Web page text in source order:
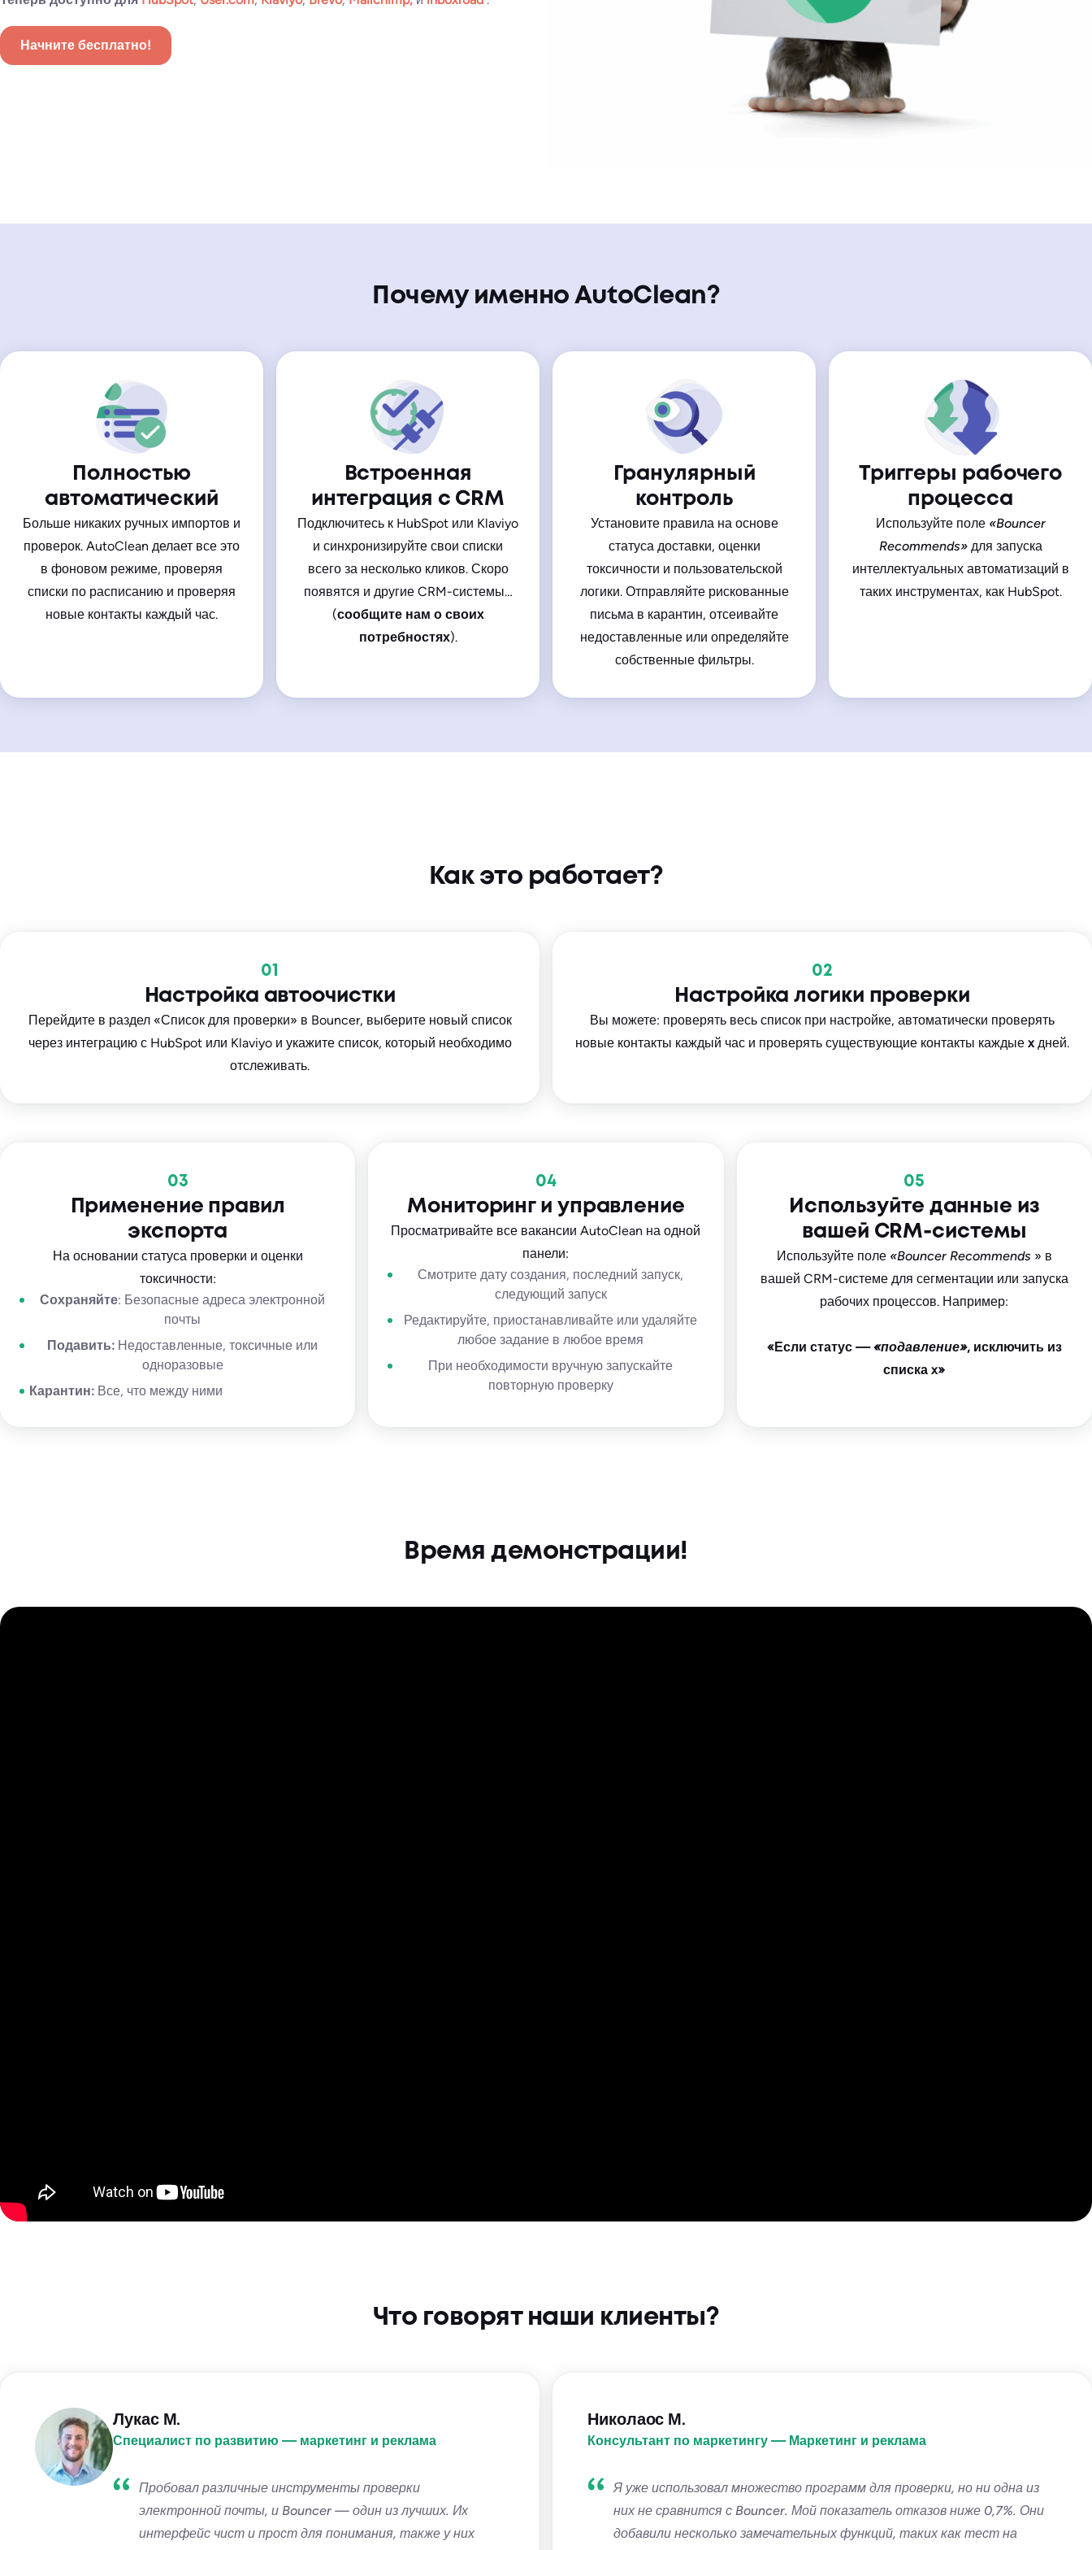
Начните бесплатно!
Почему именно AutoClean?
Полностью
автоматический
Больше никаких ручных импортов и
проверок. AutoClean делает все это
в фоновом режиме, проверяя
списки по расписанию и проверяя
новые контакты каждый час.
Встроенная
интеграция с CRM
Подключитесь к HubSpot или Klaviyo
и синхронизируйте свои списки
всего за несколько кликов. Скоро
появятся и другие CRM-системы…
(сообщите нам о своих
потребностях).
Гранулярный
контроль
Установите правила на основе
статуса доставки, оценки
токсичности и пользовательской
логики. Отправляйте рискованные
письма в карантин, отсеивайте
недоставленные или определяйте
собственные фильтры.
Триггеры рабочего
процесса
Используйте поле «Bouncer
Recommends»для запуска
интеллектуальных автоматизаций в
таких инструментах, как HubSpot.
Как это работает?
01
Настройка автоочистки
Перейдите в раздел «Список для проверки» в Bouncer, выберите новый список
через интеграцию с HubSpot или Klaviyo и укажите список, который необходимо
отслеживать.
02
Настройка логики проверки
Вы можете: проверять весь список при настройке, автоматически проверять
новые контакты каждый час и проверять существующие контакты каждые xдней.
03
Применение правил
экспорта
На основании статуса проверки и оценки
токсичности:
Сохраняйте: Безопасные адреса электронной
почты
Подавить: Недоставленные, токсичные или
одноразовые
Карантин: Все, что между ними
04
Мониторинг и управление
Просматривайте все вакансии AutoClean на одной
панели:
Смотрите дату создания, последний запуск,
следующий запуск
Редактируйте, приостанавливайте или удаляйте
любое задание в любое время
При необходимости вручную запускайте
повторную проверку
05
Используйте данные из
вашей CRM-системы
Используйте поле «Bouncer Recommends» в
вашей CRM-системе для сегментации или запуска
рабочих процессов. Например:
«Если статус —«подавление», исключить из
списка x»
Время демонстрации!
Что говорят наши клиенты?
Лукас М.
Специалист по развитию — маркетинг и реклама
Пробовал различные инструменты проверки
электронной почты, и Bouncer — один из лучших. Их
интерфейс чист и прост для понимания, также у них
Николаос М.
Консультант по маркетингу — Маркетинг и реклама
Я уже использовал множество программ для проверки, но ни одна из
них не сравнится с Bouncer. Мой показатель отказов ниже 0,7%. Они
добавили несколько замечательных функций, таких как тест на